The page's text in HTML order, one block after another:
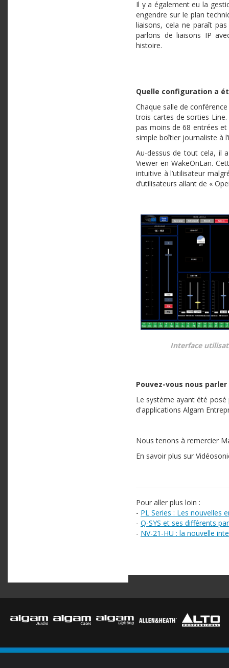
Il y a également eu la
engendre sur le plan
liaisons, cela ne paraît
parlons de liaisons IP
histoire.
Quelle configuration a
Chaque salle de
trois cartes de sorties
pas moins de 68 entrées
simple boîtier journaliste à
Au-dessus de tout cela, il
Viewer en WakeOnLan.
intuitive à l’utilisateur
d’utilisateurs allant de «
Interface
Pouvez-vous nous
Le système ayant été posé
d'applications Algam
Nous tenons à remercier
En savoir plus sur
Pour aller plus loin :
- PL Series : Les nouvelles
- Q-SYS et ses différents
- NV-21-HU : la nouvelle